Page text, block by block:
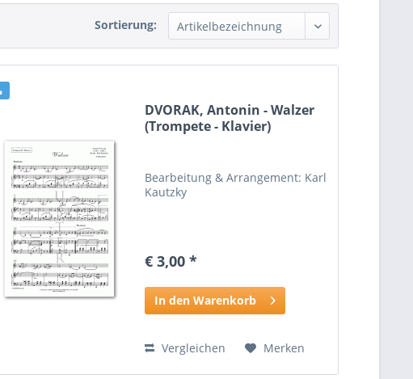
Sortierung:
DVORAK, Antonin - Walzer
(Trompete - Klavier)
Bearbeitung & Arrangement: Karl
Kautzky
€ 3,00 *
In den Warenkorb
Vergleichen Merken